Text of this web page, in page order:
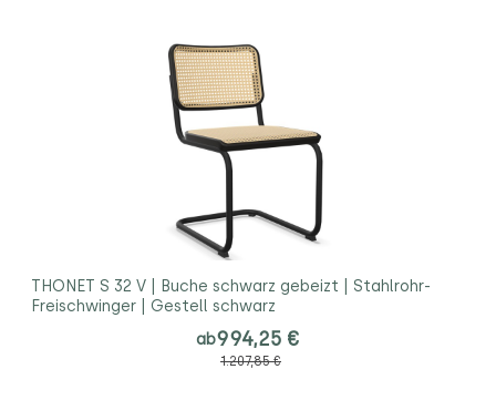
THONET S 32 V | Buche schwarz gebeizt | Stahlrohr-
Freischwinger | Gestell schwarz
ab994,25 €
1.207,85 €